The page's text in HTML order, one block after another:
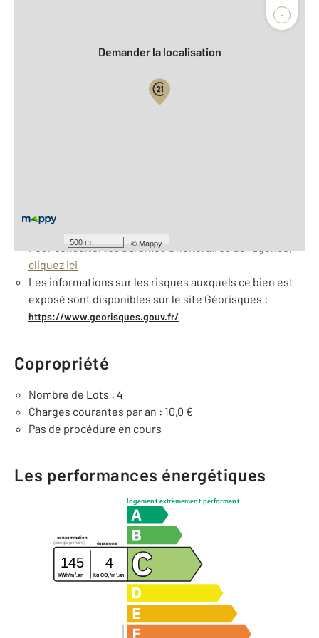
-
500 m ©Mappy
Biens vendus
Demander la localisation
Taxe foncière : 4898 €
Pour consulter les barèmes d'honoraires de l'agence,
cliquez ici
Les informations sur les risques auxquels ce bien est
exposé sont disponibles sur le site Géorisques :
https://www.georisques.gouv.fr/
Copropriété
Nombre de Lots : 4
Charges courantes par an : 10,0 €
Pas de procédure en cours
Les performances énergétiques
logement extrêmement performant
consommation
émissions
(énergie primaire)
145 4
kWh/m 2 .an kg CO2/m2.an